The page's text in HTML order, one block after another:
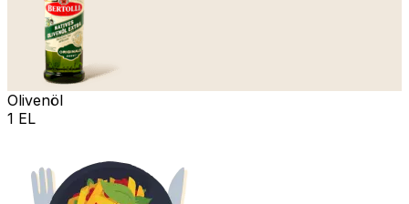
Olivenöl
1 EL